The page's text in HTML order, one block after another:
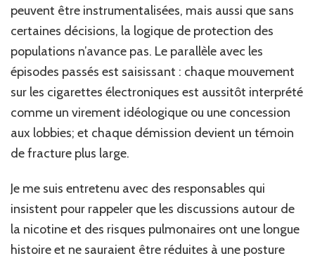
peuvent être instrumentalisées, mais aussi que sans
certaines décisions, la logique de protection des
populations n’avance pas. Le parallèle avec les
épisodes passés est saisissant : chaque mouvement
sur les cigarettes électroniques est aussitôt interprété
comme un virement idéologique ou une concession
aux lobbies; et chaque démission devient un témoin
de fracture plus large.
Je me suis entretenu avec des responsables qui
insistent pour rappeler que les discussions autour de
la nicotine et des risques pulmonaires ont une longue
histoire et ne sauraient être réduites à une posture